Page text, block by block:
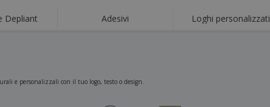
Depliant Adesivi Loghi personalizzati
e personalizzali con il tuo logo, testo o design.